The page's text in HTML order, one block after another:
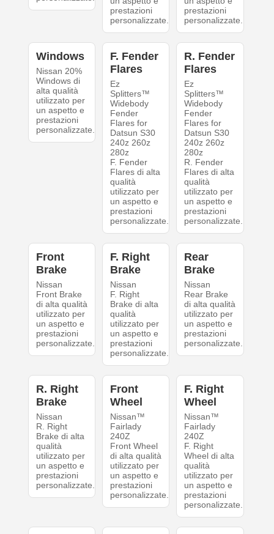
prestazioni
personalizzate.
prestazioni
personalizzate.
Windows
Nissan 20%
Windows di
alta qualità
utilizzato per
un aspetto e
prestazioni
personalizzate.
F. Fender
Flares
Ez
Splitters™
Widebody
Fender
Flares for
Datsun S30
240z 260z
280z
F. Fender
Flares di alta
qualità
utilizzato per
un aspetto e
prestazioni
personalizzate.
R. Fender
Flares
Ez
Splitters™
Widebody
Fender
Flares for
Datsun S30
240z 260z
280z
R. Fender
Flares di alta
qualità
utilizzato per
un aspetto e
prestazioni
personalizzate.
Front
Brake
Nissan
Front Brake
di alta qualità
utilizzato per
un aspetto e
prestazioni
personalizzate.
F. Right
Brake
Nissan
F. Right
Brake di alta
qualità
utilizzato per
un aspetto e
prestazioni
personalizzate.
Rear
Brake
Nissan
Rear Brake
di alta qualità
utilizzato per
un aspetto e
prestazioni
personalizzate.
R. Right
Brake
Nissan
R. Right
Brake di alta
qualità
utilizzato per
un aspetto e
prestazioni
personalizzate.
Front
Wheel
Nissan™
Fairlady
240Z
Front Wheel
di alta qualità
utilizzato per
un aspetto e
prestazioni
personalizzate.
F. Right
Wheel
Nissan™
Fairlady
240Z
F. Right
Wheel di alta
qualità
utilizzato per
un aspetto e
prestazioni
personalizzate.